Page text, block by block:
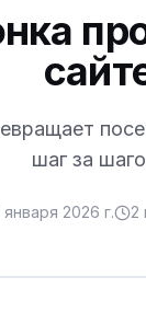
шаг за
января 2026 г. 2